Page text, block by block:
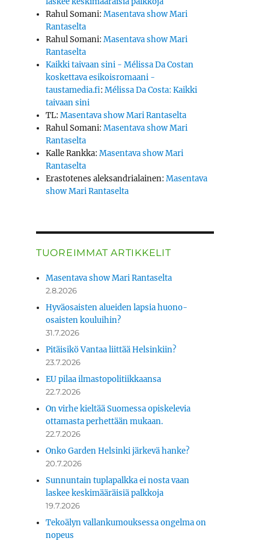
Rahul Somani:Masentava show Mari
Rantaselta
Rahul Somani:Masentava show Mari
Rantaselta
Kaikki taivaan sini - Mélissa Da Costan
koskettava esikoisromaani -
taustamedia.fi:Mélissa Da Costa: Kaikki
taivaan sini
TL:Masentava show Mari Rantaselta
Rahul Somani:Masentava show Mari
Rantaselta
Kalle Rankka:Masentava show Mari
Rantaselta
Erastotenes aleksandrialainen:Masentava
show Mari Rantaselta
TUOREIMMAT ARTIKKELIT
Masentava show Mari Rantaselta
2.8.2026
Hyväosaisten alueiden lapsia huono-
osaisten kouluihin?
31.7.2026
Pitäisikö Vantaa liittää Helsinkiin?
23.7.2026
EU pilaa ilmastopolitiikkaansa
22.7.2026
On virhe kieltää Suomessa opiskelevia
ottamasta perhettään mukaan.
22.7.2026
Onko Garden Helsinki järkevä hanke?
20.7.2026
Sunnuntain tuplapalkka ei nosta vaan
laskee keskimääräisiä palkkoja
19.7.2026
Tekoälyn vallankumouksessa ongelma on
nopeus